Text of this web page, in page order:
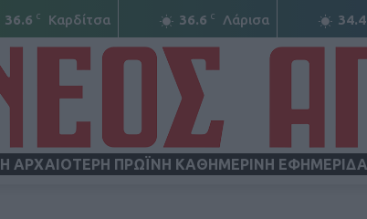
36.6 C Καρδίτσα 36.6 C Λάρισα 34.4
Η ΑΡΧΑΙΟΤΕΡΗ ΠΡΩΪΝΗ ΚΑΘΗΜΕΡΙΝΗ